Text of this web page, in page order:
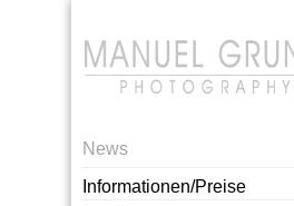
News
Informationen/Preise